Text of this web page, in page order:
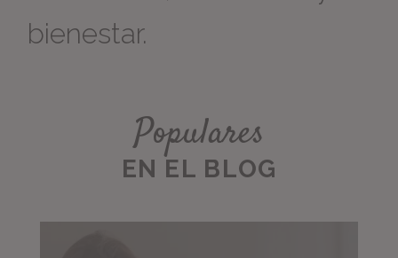
bienestar.
Populares
EN EL BLOG